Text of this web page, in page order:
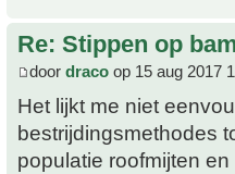
Re: Stippen op
door draco op 15 aug 2017
Het lijkt me niet
bestrijdingsmethodes
populatie roofmijten